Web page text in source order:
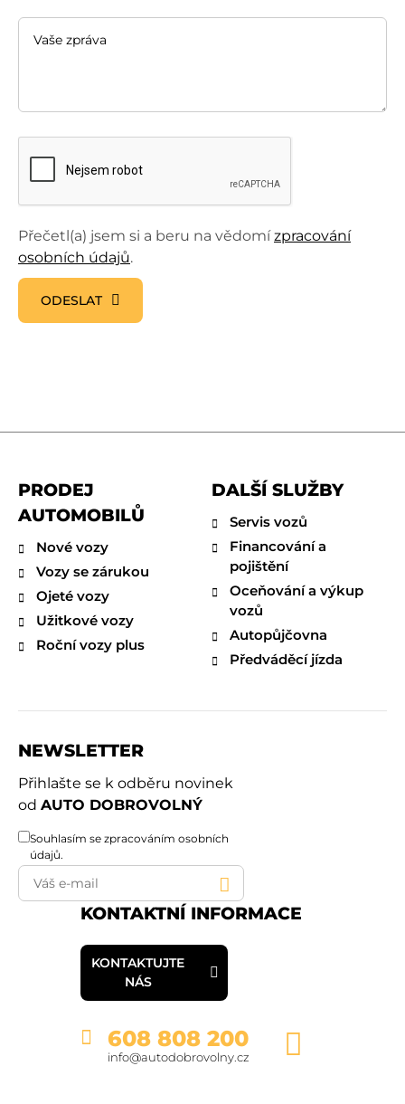
Přečetl(a) jsem si a beru na vědomízpracování
osobních údajů.
ODESLAT
PRODEJ
AUTOMOBILŮ
Nové vozy
Vozy se zárukou
Ojeté vozy
Užitkové vozy
Roční vozy plus
DALŠÍ SLUŽBY
Servis vozů
Financování a
pojištění
Oceňování a výkup
vozů
Autopůjčovna
Předváděcí jízda
NEWSLETTER
Přihlašte se k odběru novinek
od AUTO DOBROVOLNÝ
Souhlasím se zpracováním osobních
údajů.
KONTAKTNÍ INFORMACE
KONTAKTUJTE
NÁS
608 808 200
info@autodobrovolny.cz